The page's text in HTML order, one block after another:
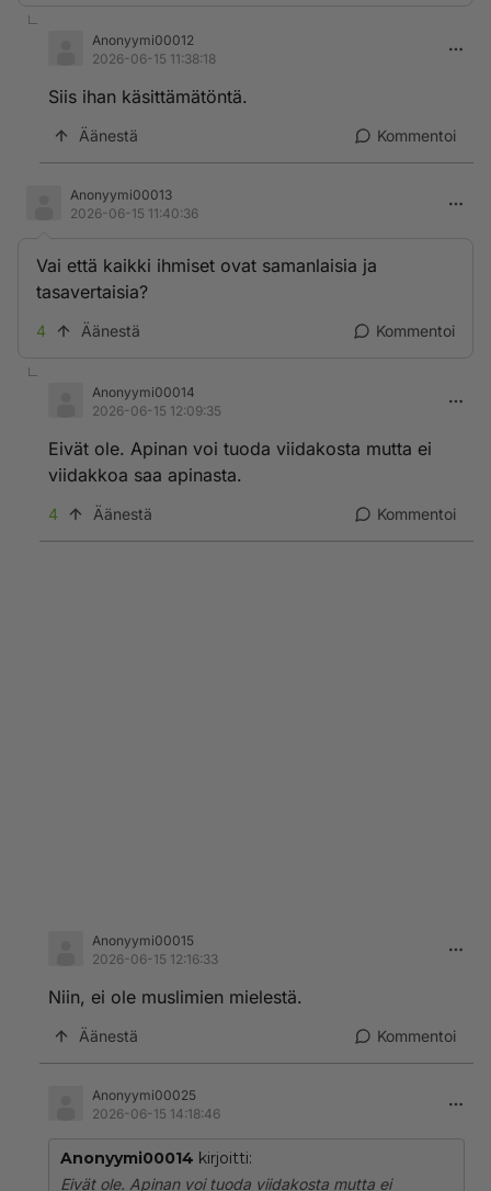
Anonyymi00012
2026-06-15 11:38:18
Siis ihan käsittämätöntä.
Äänestä Kommentoi
Anonyymi00013
2026-06-15 11:40:36
Vai että kaikki ihmiset ovat samanlaisia ja
tasavertaisia?
4 Äänestä Kommentoi
Anonyymi00014
2026-06-15 12:09:35
Eivät ole. Apinan voi tuoda viidakosta mutta ei
viidakkoa saa apinasta.
4 Äänestä Kommentoi
Anonyymi00015
2026-06-15 12:16:33
Niin, ei ole muslimien mielestä.
Äänestä Kommentoi
Anonyymi00025
2026-06-15 14:18:46
Anonyymi00014 kirjoitti:
Eivät ole. Apinan voi tuoda viidakosta mutta ei